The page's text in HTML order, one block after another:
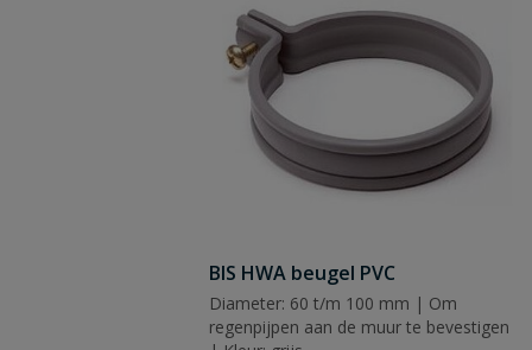
BIS HWA beugel PVC
Diameter: 60 t/m 100 mm | Om
regenpijpen aan de muur te bevestigen